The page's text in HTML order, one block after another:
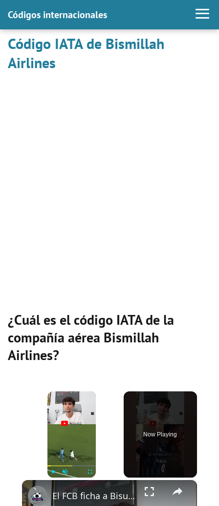
Códigos internacionales
Código IATA de Bismillah
Airlines
¿Cuál es el código IATA de la
compañía aérea Bismillah
Airlines?
×
Fullscreen
Now Playing
×
El FCB ficha a Bisuwu